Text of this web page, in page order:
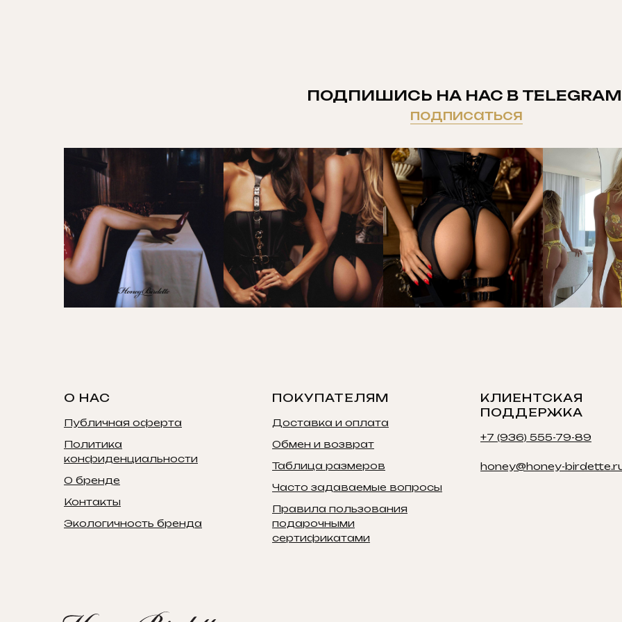
ПОДПИШИСЬ НА НАС В
подписаться
О НАС
Публичная оферта
Политика
конфиденциальности
О бренде
Контакты
Экологичность бренда
ПОКУПАТЕЛЯМ
Доставка и оплата
Обмен и возврат
Таблица размеров
Часто задаваемые вопросы
Правила пользования
подарочными
сертификатами
КЛИЕНТСКАЯ
ПОДДЕРЖКА
+7 (936) 555-79-89
honey@honey-